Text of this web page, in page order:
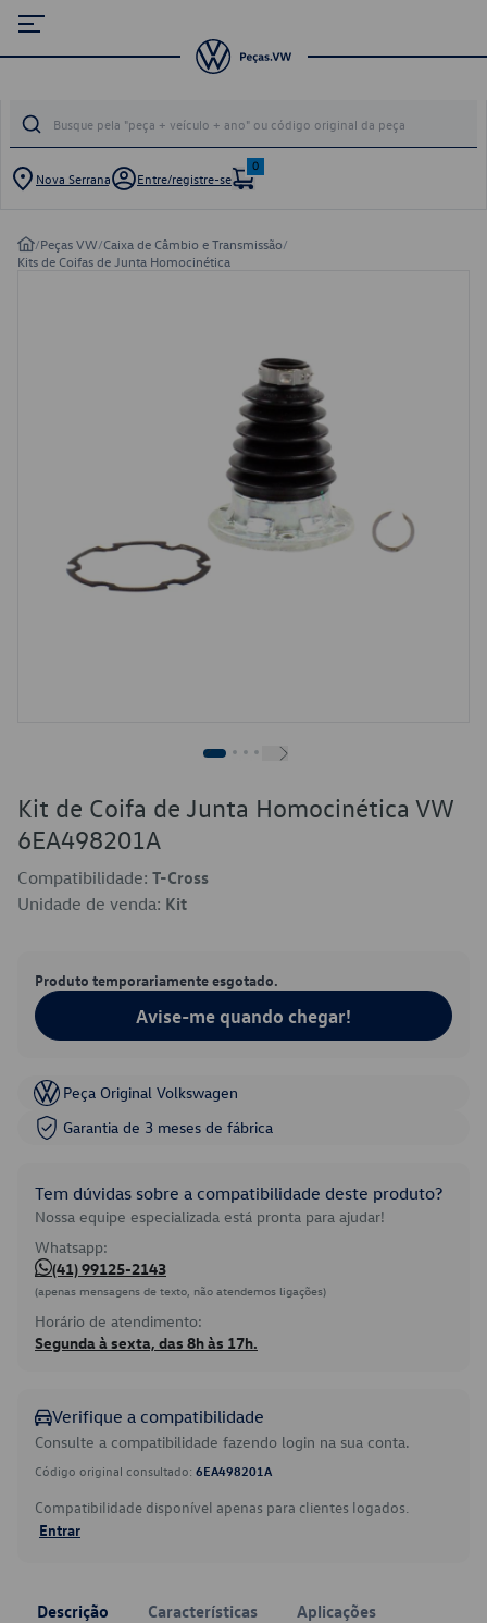
Nova Serrana Entre/registre-se
0
/Peças VW/Caixa de Câmbio e Transmissão/
Kits de Coifas de Junta Homocinética
Kit de Coifa de Junta Homocinética VW
6EA498201A
Compatibilidade: T-Cross
Unidade de venda: Kit
Produto temporariamente esgotado.
Avise-me quando chegar!
Peça Original Volkswagen
Garantia de 3 meses de fábrica
Tem dúvidas sobre a compatibilidade deste produto?
Nossa equipe especializada está pronta para ajudar!
Whatsapp:
(41) 99125-2143
(apenas mensagens de texto, não atendemos ligações)
Horário de atendimento:
Segunda à sexta, das 8h às 17h.
Verifique a compatibilidade
Consulte a compatibilidade fazendo login na sua conta.
Código original consultado: 6EA498201A
Compatibilidade disponível apenas para clientes logados.
Entrar
Descrição Características Aplicações